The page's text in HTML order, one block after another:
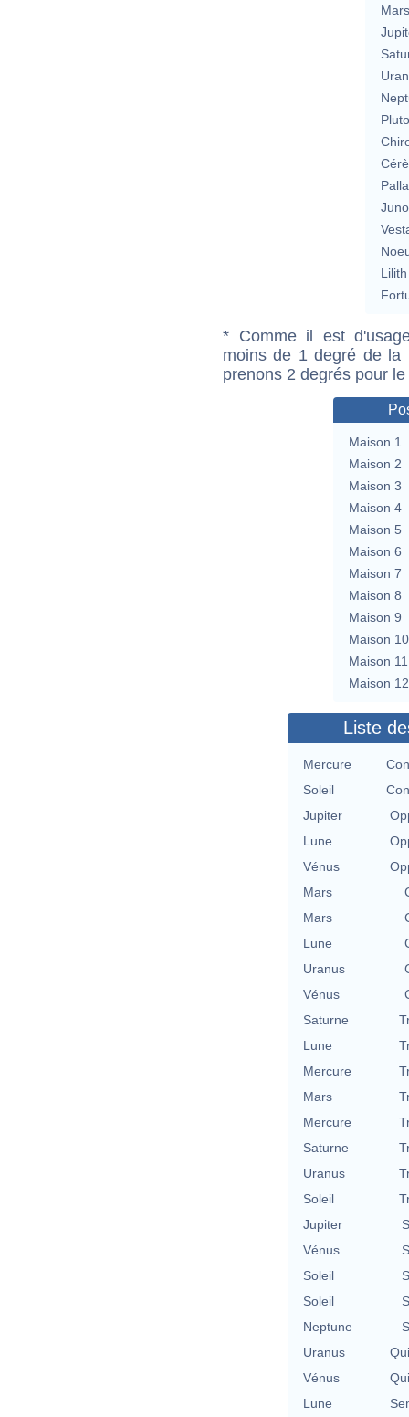
Mars
Lilith
* Comme il est
moins de 1 degré de la
prenons 2 degrés pour
Maison 1
Maison 2
Maison 3
Maison 4
Maison 5
Maison 6
Maison 7
Maison 8
Maison 9
Maison 10
Maison 11
Maison 12
Liste
Mercure
Soleil
Jupiter
Lune
Vénus
Mars
Mars
Lune
Uranus
Vénus
Saturne
Lune
Mercure
Mars
Mercure
Saturne
Uranus
Soleil
Jupiter
Vénus
Soleil
Soleil
Neptune
Uranus
Vénus
Lune